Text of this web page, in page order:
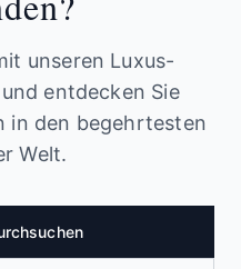
unseren Luxus-
entdecken Sie
in den begehrtesten
Welt.